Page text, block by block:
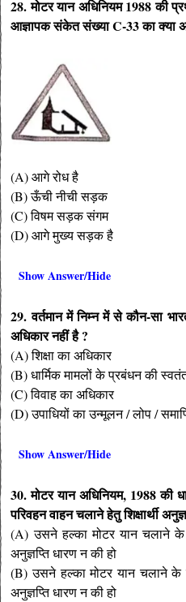
28. मोटर यान अधिनियम 1988 की
आज्ञापक संकेत संख्या C-33 का क्या
(A) आगे रोध है
(B) ऊँची नीची सड़क
(C) विषम सड़क संगम
(D) आगे मुख्य सड़क है
Show Answer/Hide
29. वर्तमान में निम्न में से कौन-सा
अधिकार नहीं है ?
(A) शिक्षा का अधिकार
(B) धार्मिक मामलों के प्रबंधन की
(C) विवाह का अधिकार
(D) उपाधियों का उन्मूलन / लोप /
Show Answer/Hide
30. मोटर यान अधिनियम, 1988 की
परिवहन वाहन चलाने हेतु शिक्षार्थी
(A) उसने हल्का मोटर यान चलाने
अनुज्ञप्ति धारण न की हो
(B) उसने हल्का मोटर यान चलाने
अनुज्ञप्ति धारण न की हो